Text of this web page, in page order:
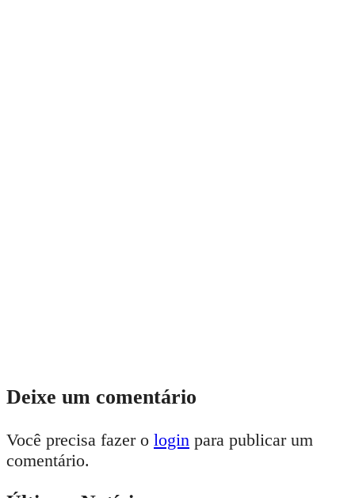
Deixe um comentário
Você precisa fazer o login para publicar um
comentário.